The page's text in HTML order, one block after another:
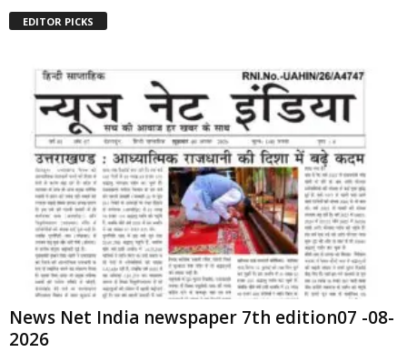
EDITOR PICKS
News Net India newspaper 7th edition07 -08-
2026